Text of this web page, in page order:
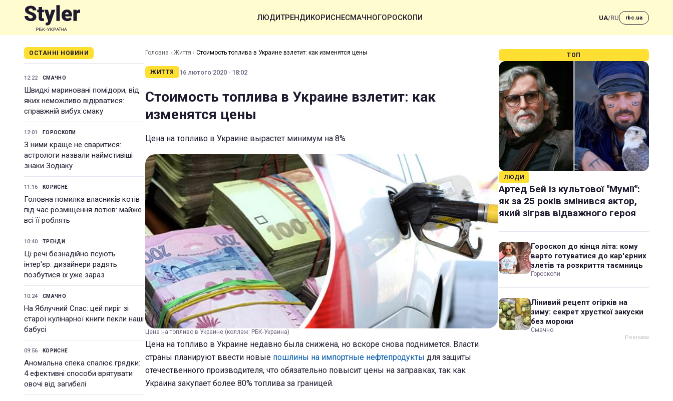
ЛЮДИТРЕНДИКОРИСНЕСМАЧНОГОРОСКОПИ UA/RU rbc.ua
ОСТАННІ НОВИНИ
12:22 СМАЧНО
Швидкі мариновані помідори, від
яких неможливо відірватися:
справжній вибух смаку
12:01 ГОРОСКОПИ
З ними краще не сваритися:
астрологи назвали наймстивіші
знаки Зодіаку
11:16 КОРИСНЕ
Головна помилка власників котів
під час розміщення лотків: майже
всі її роблять
10:40 ТРЕНДИ
Ці речі безнадійно псують
інтер'єр: дизайнери радять
позбутися їх уже зараз
10:24 СМАЧНО
На Яблучний Спас: цей пиріг зі
старої кулінарної книги пекли наші
бабусі
09:56 КОРИСНЕ
Аномальна спека спалює грядки:
4 ефективні способи врятувати
овочі від загибелі
Головна › Життя › Стоимость топлива в Украине взлетит: как изменятся цены
ЖИТТЯ 16 лютого 2020 · 18:02
Стоимость топлива в Украине взлетит: как
изменятся цены
Цена на топливо в Украине вырастет минимум на 8%
Цена на топливо в Украине (коллаж: РБК-Украина)
Цена на топливо в Украине недавно была снижена, но вскоре снова поднимется. Власти
страны планируют ввести новые пошлины на импортные нефтепродукты для защиты
отечественного производителя, что обязательно повысит цены на заправках, так как
Украина закупает более 80% топлива за границей.
ТОП
ЛЮДИ
Артед Бей із культової "Мумії":
як за 25 років змінився актор,
який зіграв відважного героя
Гороскоп до кінця літа: кому
варто готуватися до кар'єрних
злетів та розкриття таємниць
Гороскопи
Лінивий рецепт огірків на
зиму: секрет хрусткої закуски
без мороки
Смачно